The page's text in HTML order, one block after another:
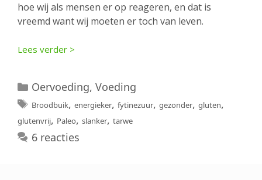
hoe wij als mensen er op reageren, en dat is
vreemd want wij moeten er toch van leven.
Lees verder >
Categorieën
Oervoeding, Voeding
Tags
Broodbuik, energieker, fytinezuur, gezonder, gluten,
glutenvrij, Paleo, slanker, tarwe
6 reacties